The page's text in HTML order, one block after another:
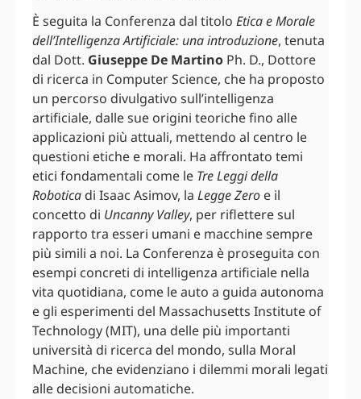
È seguita la Conferenza dal titolo Etica e Morale
dell’Intelligenza Artificiale: una introduzione, tenuta
dal Dott. Giuseppe De Martino Ph. D., Dottore
di ricerca in Computer Science, che ha proposto
un percorso divulgativo sull’intelligenza
artificiale, dalle sue origini teoriche fino alle
applicazioni più attuali, mettendo al centro le
questioni etiche e morali. Ha affrontato temi
etici fondamentali come le Tre Leggi della
Robotica di Isaac Asimov, la Legge Zero e il
concetto di Uncanny Valley, per riflettere sul
rapporto tra esseri umani e macchine sempre
più simili a noi. La Conferenza è proseguita con
esempi concreti di intelligenza artificiale nella
vita quotidiana, come le auto a guida autonoma
e gli esperimenti del Massachusetts Institute of
Technology (MIT), una delle più importanti
università di ricerca del mondo, sulla Moral
Machine, che evidenziano i dilemmi morali legati
alle decisioni automatiche.